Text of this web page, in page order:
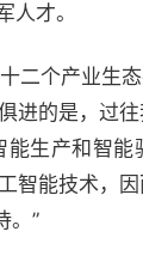
才。
二个产业生
进的是，过
生产和智
智能技术，
。”